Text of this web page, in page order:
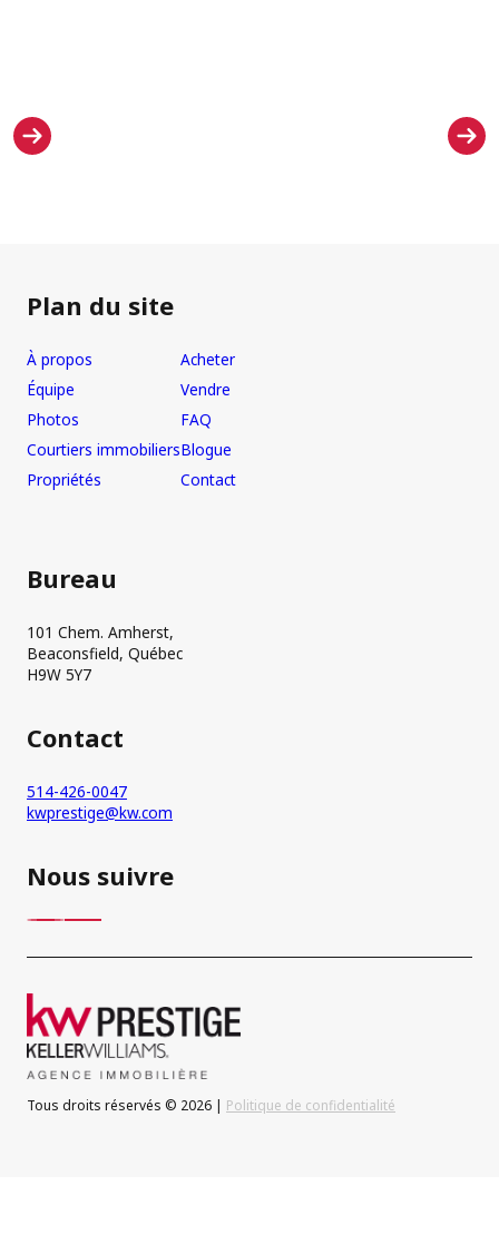
Plan du site
À propos
Équipe
Photos
Courtiers immobiliers
Propriétés
Acheter
Vendre
FAQ
Blogue
Contact
Bureau
101 Chem. Amherst,
Beaconsfield, Québec
H9W 5Y7
Contact
514-426-0047
kwprestige@kw.com
Nous suivre
Tous droits réservés © 2026 | Politique de confidentialité